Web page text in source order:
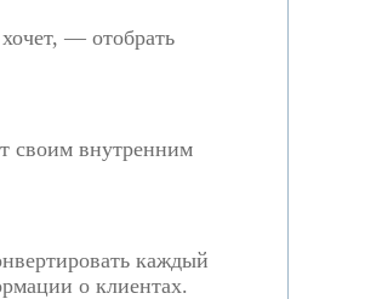
— отобрать
своим внутренним
каждый
о клиентах.